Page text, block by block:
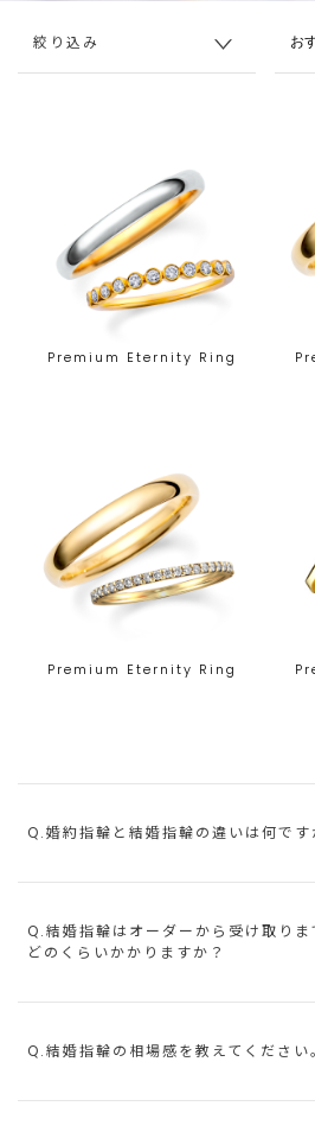
絞り込み
Premium Eternity Ring
Premium Eternity Ring
Q.婚約指輪と結婚指輪の違いは何です
Q.結婚指輪はオーダーから受け取りま
どのくらいかかりますか？
Q.結婚指輪の相場感を教えてください